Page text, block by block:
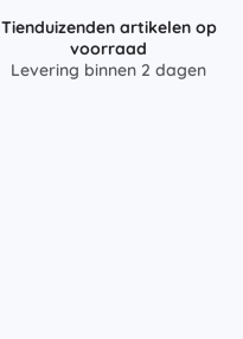
Tienduizenden artikelen op
voorraad
Levering binnen 2 dagen